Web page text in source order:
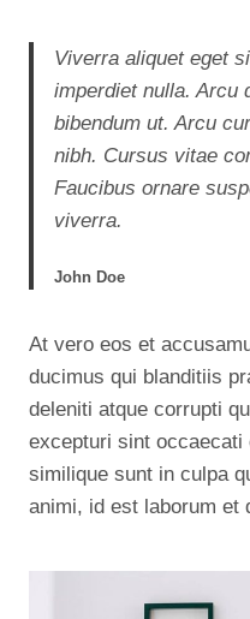
Viverra aliquet eget
imperdiet nulla. Arcu
bibendum ut. Arcu
nibh. Cursus vitae
Faucibus ornare
viverra.
John Doe
At vero eos et
ducimus qui blanditiis
deleniti atque corrupti
excepturi sint occaecati
similique sunt in culpa
animi, id est laborum et